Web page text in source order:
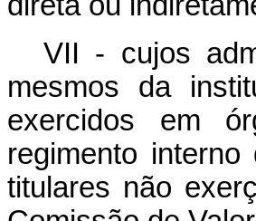
VII - cujos
mesmos da
exercidos em
regimento
titulares não